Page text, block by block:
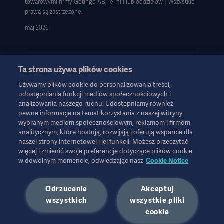
Strategia podatkowa 2023
towarowymi firmy Getinge AB, jej filii lub oddziałów │Wszystkie
prawa są zastrzeżone.
maj 2026
Informacje te są przeznaczone wyłącznie dla pracowników służby
zdrowia lub innych profesjonalnych odbiorców i mają charakter
wyłącznie informacyjny, nie są wyczerpujące i dlatego nie należy
ich traktować jako zamiennika instrukcji obsługi, instrukcji
serwisowej lub porady lekarskiej. Firma Getinge nie ponosi
odpowiedzialności za jakiekolwiek działania lub zaniechania
jakiejkolwiek strony oparte na tych materiałach, a poleganie na
nich odbywa się wyłącznie na ryzyko użytkownika.
dostępne lub dozwolone w danym kraju. Informacji nie wolno
kopiować ani wykorzystywać, w całości lub w części, bez
pisemnej zgody firmy Getinge.
Informacje te są przeznaczone dla międzynarodowej
Ta strona używa plików cookies
Używamy plików cookie do personalizowania treści,
udostępniania funkcji mediów społecznościowych i
analizowania naszego ruchu. Udostępniamy również
pewne informacje na temat korzystania z naszej witryny
wybranym mediom społecznościowym, reklamom i firmom
analitycznym, które hostują, rozwijają i oferują wsparcie dla
naszej strony internetowej i jej funkcji. Możesz przeczytać
więcej i zmienić swoje preferencje dotyczące plików cookie
w dowolnym momencie, odwiedzając nasz Cookie Notice
Akceptuj
wszystkie pliki
cookie
Odrzucenie
wszystkich